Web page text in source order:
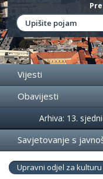
Vijesti
Obavijesti
Događanja
Arhiva: 13.
Savjetovanje s
Upravni odjel za